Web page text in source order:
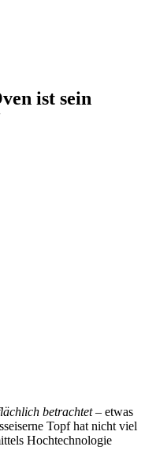
ist sein
betrachtet– etwas
Topf hat nicht viel
Hochtechnologie